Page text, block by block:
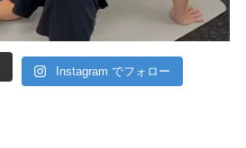
Instagram でフォロー